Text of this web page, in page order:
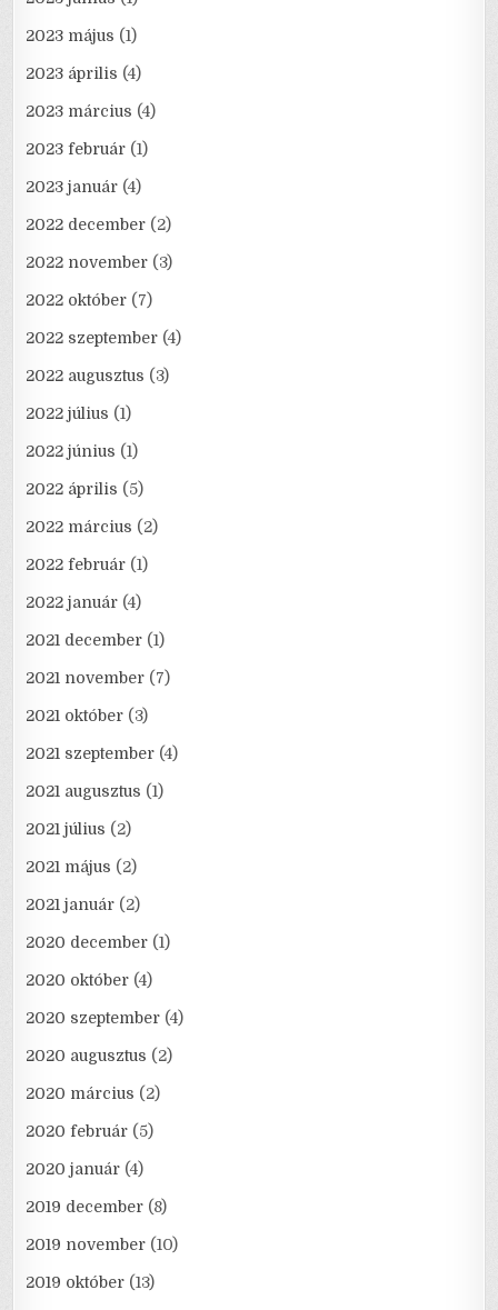
2023 május (1)
2023 április (4)
2023 március (4)
2023 február (1)
2023 január (4)
2022 december (2)
2022 november (3)
2022 október (7)
2022 szeptember (4)
2022 augusztus (3)
2022 július (1)
2022 június (1)
2022 április (5)
2022 március (2)
2022 február (1)
2022 január (4)
2021 december (1)
2021 november (7)
2021 október (3)
2021 szeptember (4)
2021 augusztus (1)
2021 július (2)
2021 május (2)
2021 január (2)
2020 december (1)
2020 október (4)
2020 szeptember (4)
2020 augusztus (2)
2020 március (2)
2020 február (5)
2020 január (4)
2019 december (8)
2019 november (10)
2019 október (13)